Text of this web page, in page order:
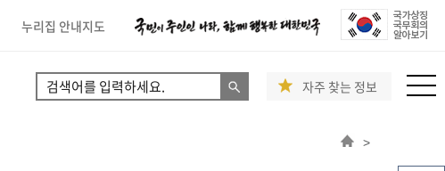
누리집 안내지도
자주 찾는 정보
>